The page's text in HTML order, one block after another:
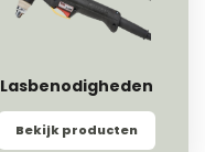
Lasbenodigheden
Bekijk producten